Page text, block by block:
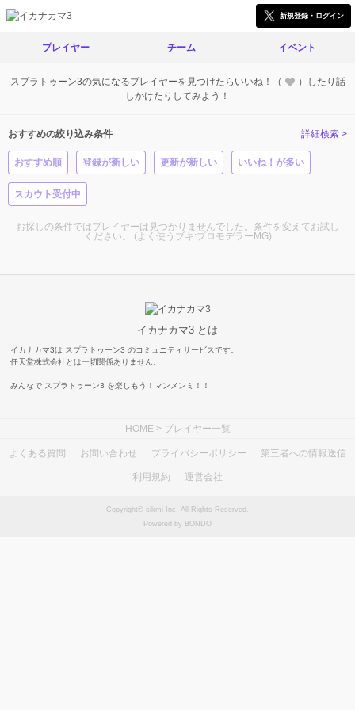
新規登録・ログイン
プレイヤー チーム イベント
スプラトゥーン3の気になるプレイヤーを見つけたらいいね！（
）したり話
しかけたりしてみよう！
おすすめの絞り込み条件
おすすめ順 登録が新しい 更新が新しい いいね！が多い
スカウト受付中
詳細検索 >
お探しの条件ではプレイヤーは見つかりませんでした。条件を変えてお試し
ください。 (よく使うブキ:プロモデラーMG)
イカナカマ3 とは
イカナカマ3は スプラトゥーン3 のコミュニティサービスです。
任天堂株式会社とは一切関係ありません。
みんなで スプラトゥーン3 を楽しもう！マンメンミ！！
HOME> プレイヤー一覧
よくある質問 お問い合わせ プライバシーポリシー 第三者への情報送信
利用規約 運営会社
Copyright© sikmi Inc. All Rights Reserved.
Powered by BONDO